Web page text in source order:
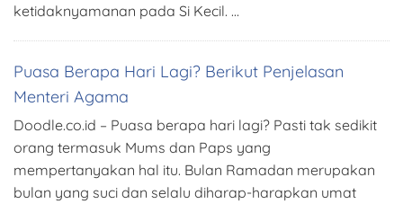
ketidaknyamanan pada Si Kecil. …
Puasa Berapa Hari Lagi? Berikut Penjelasan
Menteri Agama
Doodle.co.id – Puasa berapa hari lagi? Pasti tak sedikit
orang termasuk Mums dan Paps yang
mempertanyakan hal itu. Bulan Ramadan merupakan
bulan yang suci dan selalu diharap-harapkan umat